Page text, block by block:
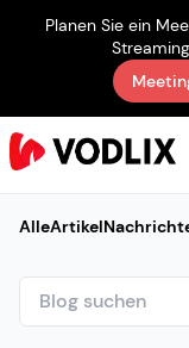
Planen Sie ein
AlleArtikel